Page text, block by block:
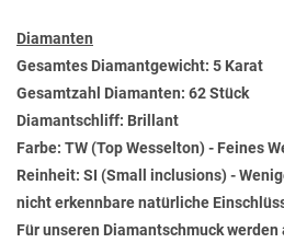
Diamanten
Gesamtes Diamantgewicht: 5 Karat
Gesamtzahl Diamanten: 62 Stück
Diamantschliff: Brillant
Farbe: TW (Top Wesselton) - Feines
Reinheit: SI (Small inclusions) -
nicht erkennbare natürliche
Für unseren Diamantschmuck